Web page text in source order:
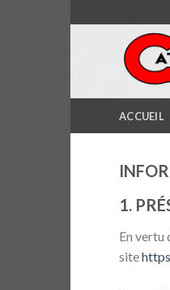
to
ACCUEIL
1.
En vertu
site